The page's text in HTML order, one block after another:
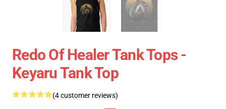
Redo Of Healer Tank Tops -
Keyaru Tank Top
(4 customer reviews)